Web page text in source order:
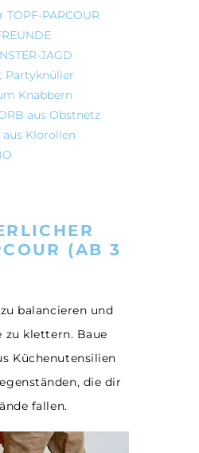
PARCOUR
JAGD
Partyknüller
Knabbern
aus Obstnetz
aus Klorollen
(AB 3
balancieren und
zu klettern. Baue
Küchenutensilien
die dir
fallen.